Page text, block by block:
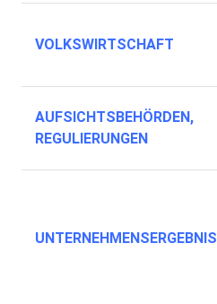
VOLKSWIRTSCHAFT
AUFSICHTSBEHÖRDEN,
REGULIERUNGEN
UNTERNEHMENSERGEBNIS